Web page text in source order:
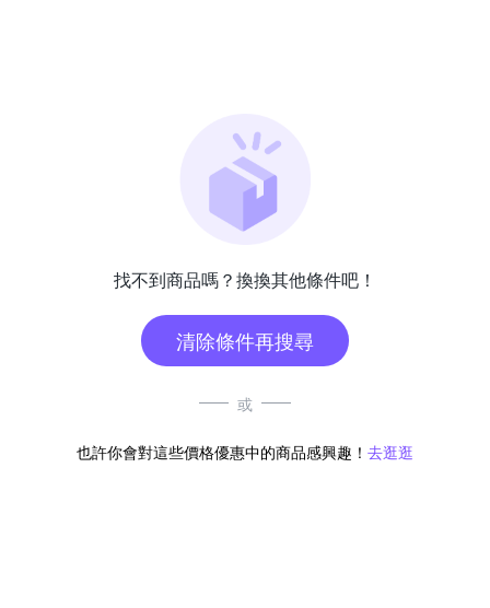
找不到商品嗎？換換其他條件吧！
清除條件再搜尋
或
也許你會對這些價格優惠中的商品感興趣！ 去逛逛